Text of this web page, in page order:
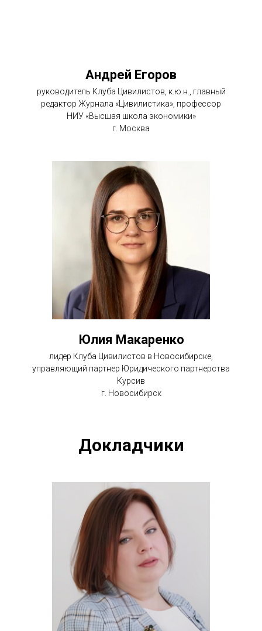
Андрей Егоров
руководитель Клуба Цивилистов, к.ю.н., главный
редактор Журнала «Цивилистика», профессор
НИУ «Высшая школа экономики»
г. Москва
Юлия Макаренко
лидер Клуба Цивилистов в Новосибирске,
управляющий партнер Юридического партнерства
Курсив
г. Новосибирск
Докладчики